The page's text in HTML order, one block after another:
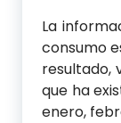
La
consumo
resultado,
que ha
enero,